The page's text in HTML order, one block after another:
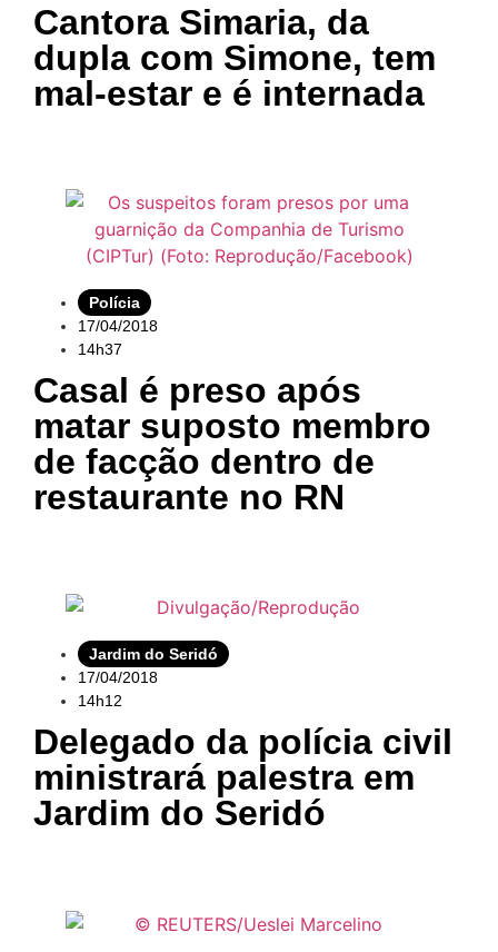
Cantora Simaria, da
dupla com Simone, tem
mal-estar e é internada
Polícia
17/04/2018
14h37
Casal é preso após
matar suposto membro
de facção dentro de
restaurante no RN
Jardim do Seridó
17/04/2018
14h12
Delegado da polícia civil
ministrará palestra em
Jardim do Seridó